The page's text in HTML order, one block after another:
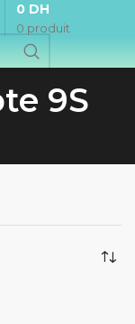
0 produit
0 DH
9S